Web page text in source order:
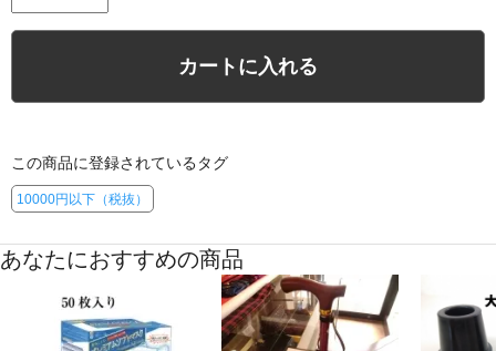
メールと電話の対応が良くうれしかったです
東京都 Oさん（52歳 女性）
カートに入れる
この商品に登録されているタグ
10000円以下（税抜）
あなたにおすすめの商品